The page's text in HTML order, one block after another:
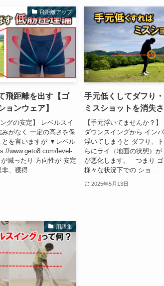
飛距離アップ
飛距離を出す【ゴ
ョンウェア】
グの安定】 レベルスイ
がなく 一定の高さを保
とを言いますが ▼レベル
www.geto8.com/level-
減ったり 方向性が 安定
、獲得...
手元低くしてダフり
ミスショットを消失
【手元浮いてませんか？
ダウンスイングから イン
浮いてしまうと ダフり、
らにライ（地面の状態）
が悪化します。 つまり
様々な状況下での ショ...
2025年5月13日
用語集